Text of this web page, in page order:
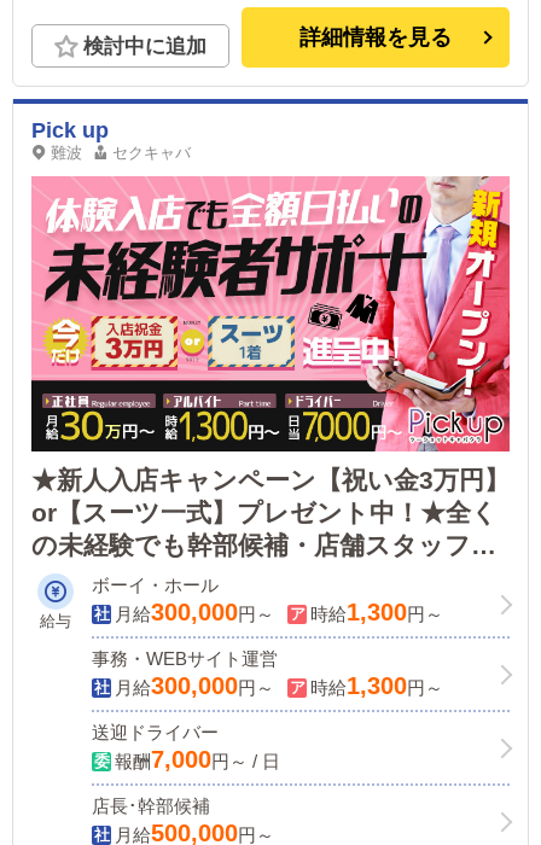
検討中に追加 詳細情報を見る
Pick up
難波 セクキャバ
★新人入店キャンペーン【祝い金3万円】
or【スーツ一式】プレゼント中！★全く
の未経験でも幹部候補・店舗スタッフを
大募集！＜正社員：月給30万円～／ドラ
イバー：日給7,000円～＞日払いOK・寮
完備！
給与
ボーイ・ホール
月給300,000円～ 時給1,300円～
事務・WEBサイト運営
月給300,000円～ 時給1,300円～
送迎ドライバー
報酬7,000円～ / 日
店長･幹部候補
月給500,000円～